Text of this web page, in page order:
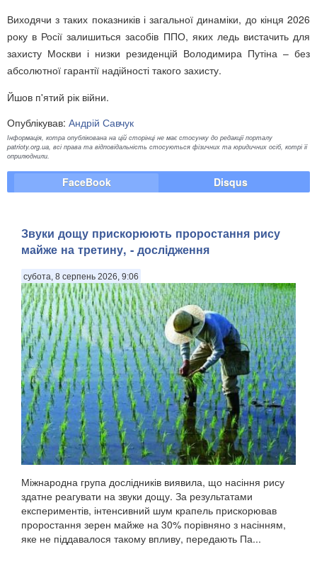
Виходячи з таких показників і загальної динаміки, до кінця 2026
року в Росії залишиться засобів ППО, яких ледь вистачить для
захисту Москви і низки резиденцій Володимира Путіна – без
абсолютної гарантії надійності такого захисту.
Йшов п'ятий рік війни.
Опублікував: Андрій Савчук
Інформація, котра опублікована на цій сторінці не має стосунку до редакції порталу
patrioty.org.ua, всі права та відповідальність стосуються фізичних та юридичних осіб, котрі її
оприлюднили.
FaceBook Disqus
Звуки дощу прискорюють проростання рису
майже на третину, - дослідження
субота, 8 серпень 2026, 9:06
Міжнародна група дослідників виявила, що насіння рису
здатне реагувати на звуки дощу. За результатами
експериментів, інтенсивний шум крапель прискорював
проростання зерен майже на 30% порівняно з насінням,
яке не піддавалося такому впливу, передають Па...